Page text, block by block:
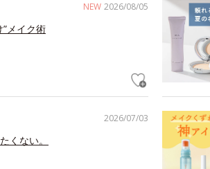
NEW 2026/08/05
メイク術
2026/07/03
くない。